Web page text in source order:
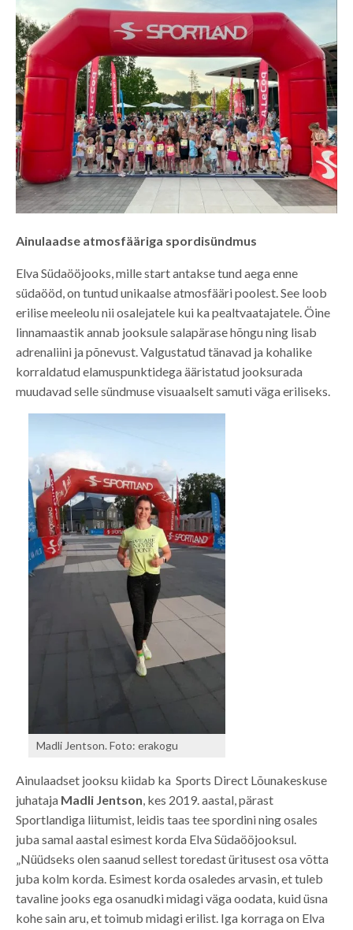
Ainulaadse atmosfääriga spordisündmus
Elva Südaööjooks, mille start antakse tund aega enne
südaööd, on tuntud unikaalse atmosfääri poolest. See loob
erilise meeleolu nii osalejatele kui ka pealtvaatajatele. Öine
linnamaastik annab jooksule salapärase hõngu ning lisab
adrenaliini ja põnevust. Valgustatud tänavad ja kohalike
korraldatud elamuspunktidega ääristatud jooksurada
muudavad selle sündmuse visuaalselt samuti väga eriliseks.
Madli Jentson. Foto: erakogu
Ainulaadset jooksu kiidab ka Sports Direct Lõunakeskuse
juhataja Madli Jentson, kes 2019. aastal, pärast
Sportlandiga liitumist, leidis taas tee spordini ning osales
juba samal aastal esimest korda Elva Südaööjooksul.
„Nüüdseks olen saanud sellest toredast üritusest osa võtta
juba kolm korda. Esimest korda osaledes arvasin, et tuleb
tavaline jooks ega osanudki midagi väga oodata, kuid üsna
kohe sain aru, et toimub midagi erilist. Iga korraga on Elva